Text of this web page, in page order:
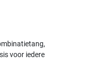
voor iedere